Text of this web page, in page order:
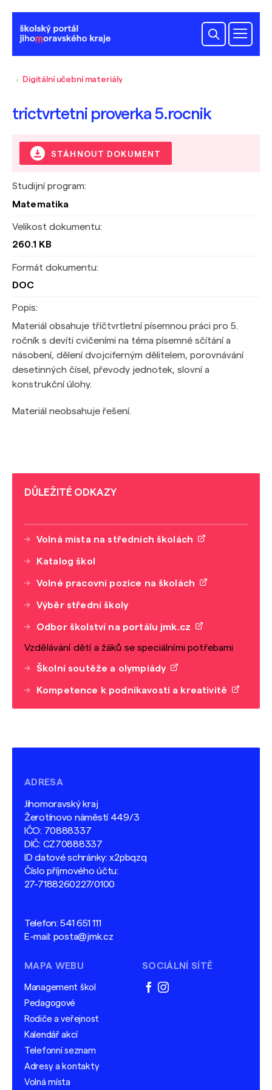
Digitální učební materiály
trictvrtetni proverka 5.rocnik
STÁHNOUT DOKUMENT
Studijní program:
Matematika
Velikost dokumentu:
260.1 KB
Formát dokumentu:
DOC
Popis:
Materiál obsahuje tříčtvrtletní písemnou práci pro 5.
ročník s devíti cvičeními na téma písemné sčítání a
násobení, dělení dvojciferným dělitelem, porovnávání
desetinných čísel, převody jednotek, slovní a
konstrukční úlohy.
Materiál neobsahuje řešení.
DŮLEŽITÉ ODKAZY
Volná místa na středních školách
Katalog škol
Volné pracovní pozice na školách
Výběr střední školy
Odbor školství na portálu jmk.cz
Vzdělávání dětí a žáků se speciálními potřebami
Školní soutěže a olympiády
Kompetence k podnikavosti a kreativitě
ADRESA
Jihomoravský kraj
Žerotínovo náměstí 449/3
IČO: 70888337
DIČ: CZ70888337
ID datové schránky: x2pbqzq
Číslo příjmového účtu:
27-7188260227/0100
Telefon:541 651 111
E-mail: posta@jmk.cz
MAPA WEBU
Management škol
Pedagogové
Rodiče a veřejnost
Kalendář akcí
Telefonní seznam
Adresy a kontakty
Volná místa
SOCIÁLNÍ SÍTĚ
facebook
instagram